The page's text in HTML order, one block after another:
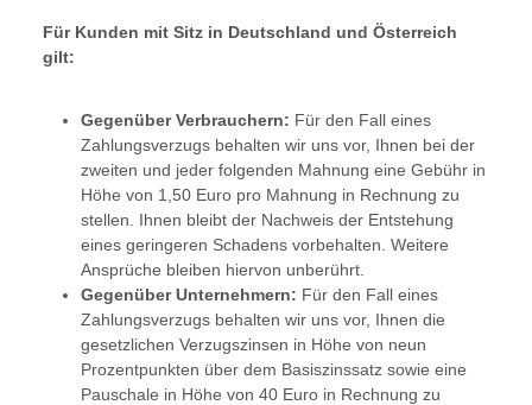
Für Kunden mit Sitz in Deutschland und Österreich
gilt:
Gegenüber Verbrauchern: Für den Fall eines
Zahlungsverzugs behalten wir uns vor, Ihnen bei der
zweiten und jeder folgenden Mahnung eine Gebühr in
Höhe von 1,50 Euro pro Mahnung in Rechnung zu
stellen. Ihnen bleibt der Nachweis der Entstehung
eines geringeren Schadens vorbehalten. Weitere
Ansprüche bleiben hiervon unberührt.
Gegenüber Unternehmern: Für den Fall eines
Zahlungsverzugs behalten wir uns vor, Ihnen die
gesetzlichen Verzugszinsen in Höhe von neun
Prozentpunkten über dem Basiszinssatz sowie eine
Pauschale in Höhe von 40 Euro in Rechnung zu